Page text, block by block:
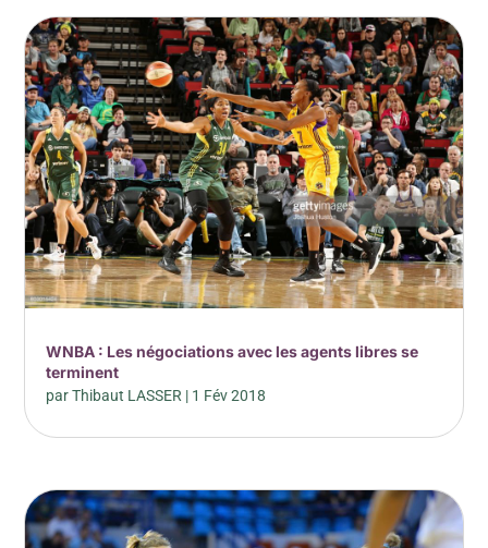
WNBA : Les négociations avec les agents libres se
terminent
parThibaut LASSER | 1 Fév 2018